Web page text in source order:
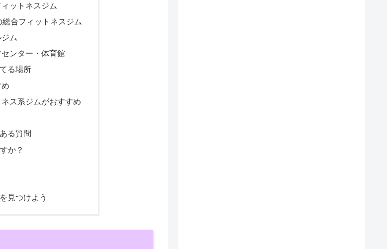
ットネスジム
合フィットネスジム
ム
ンター・体育館
る場所
ス系ジムがおすすめ
る質問
か？
見つけよう